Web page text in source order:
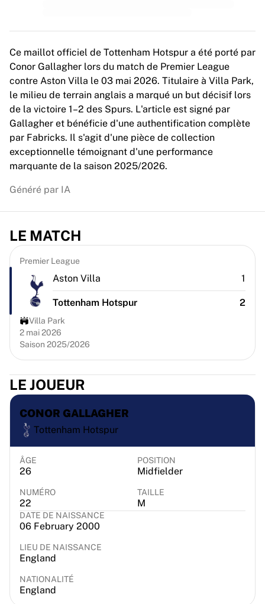
Football féminin aux États-Unis
NWSL
OL Lyonnes
Paris Saint-Germain féminines
Arsenal WFC
Parcourir par pays
Basket-ball
Temps forts
Charlotte Hornets
Chicago Bulls
LA Clippers
Virtus Bologna
Voir tout le basket-ball
Meilleures équipes NBA
Charlotte Hornets
Chicago Bulls
Portland Trail Blazers
LA Clippers
Voir toute la NBA
Meilleures équipes européennes
Beşiktaş Gain
Fenerbahçe Basket-ball
Virtus Bologna
Guerri Napoli
Autres sports
Cyclisme
Soudal Quick Step
Netcompany INEOS
Team Jayco AlUla
Voir tout le cyclisme
Rugby
Gloucester Rugby
ASM Clermont Auvergne
Harlequins
Ce maillot officiel de Tottenham Hotspur a été porté par
Conor Gallagher lors du match de Premier League
contre Aston Villa le 03 mai 2026. Titulaire à Villa Park,
le milieu de terrain anglais a marqué un but décisif lors
de la victoire 1–2 des Spurs. L'article est signé par
Gallagher et bénéficie d'une authentification complète
par Fabricks. Il s'agit d'une pièce de collection
exceptionnelle témoignant d'une performance
marquante de la saison 2025/2026.
Généré par IA
LE MATCH
Premier League
Aston Villa 1
Tottenham Hotspur 2
Villa Park
2 mai 2026
Saison 2025/2026
LE JOUEUR
CONOR GALLAGHER
Tottenham Hotspur
ÂGE
26
POSITION
Midfielder
NUMÉRO
22
TAILLE
M
DATE DE NAISSANCE
06 February 2000
LIEU DE NAISSANCE
England
NATIONALITÉ
England